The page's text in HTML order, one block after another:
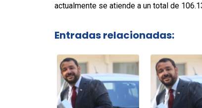
actualmente se atiende a un total de
Entradas relacionadas: